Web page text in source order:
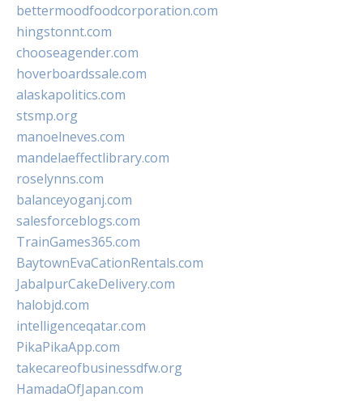
bettermoodfoodcorporation.com
hingstonnt.com
chooseagender.com
hoverboardssale.com
alaskapolitics.com
stsmp.org
manoelneves.com
mandelaeffectlibrary.com
roselynns.com
balanceyoganj.com
salesforceblogs.com
TrainGames365.com
BaytownEvaCationRentals.com
JabalpurCakeDelivery.com
halobjd.com
intelligenceqatar.com
PikaPikaApp.com
takecareofbusinessdfw.org
HamadaOfJapan.com